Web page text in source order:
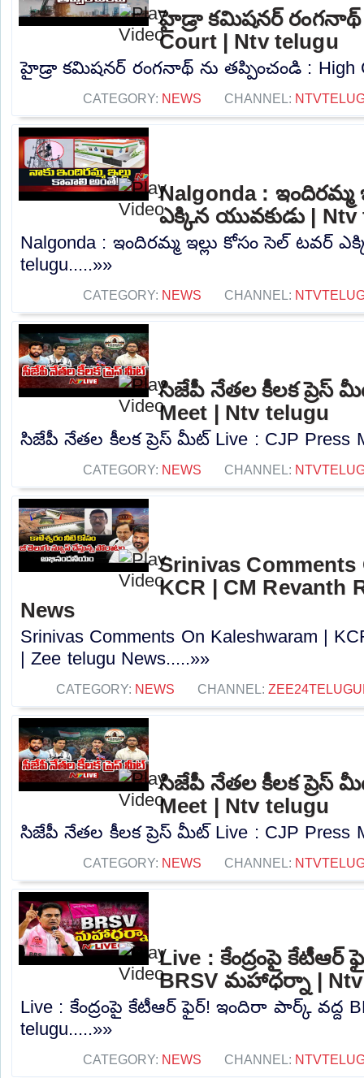
హైడ్రా కమిషనర్ రంగనాథ్
Court | Ntv telugu
హైడ్రా కమిషనర్ రంగనాథ్ ను తప్పించండి : High
CATEGORY: NEWS CHANNEL:
Nalgonda : ఇందిరమ్మ
ఎక్కిన యువకుడు | Ntv
Nalgonda : ఇందిరమ్మ ఇల్లు కోసం సెల్ టవర్
telugu.....»»
CATEGORY: NEWS CHANNEL:
సిజేపీ నేతల కీలక ప్రెస్
Meet | Ntv telugu
సిజేపీ నేతల కీలక ప్రెస్ మీట్ Live : CJP Press
CATEGORY: NEWS CHANNEL:
Srinivas Comments
KCR | CM Revanth
News
Srinivas Comments On Kaleshwaram |
| Zee telugu News.....»»
CATEGORY: NEWS CHANNEL:
సిజేపీ నేతల కీలక ప్రెస్
Meet | Ntv telugu
సిజేపీ నేతల కీలక ప్రెస్ మీట్ Live : CJP Press
CATEGORY: NEWS CHANNEL:
Live : కేంద్రంపై కేటీఆర్
BRSV మహాధర్నా |
Live : కేంద్రంపై కేటీఆర్ ఫైర్! ఇందిరా పార్క్ వద్ద
telugu.....»»
CATEGORY: NEWS CHANNEL: